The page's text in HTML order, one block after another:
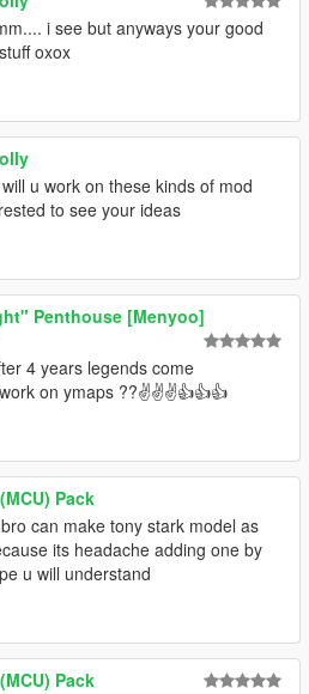
i see but anyways your good
oxox
u work on these kinds of mod
to see your ideas
Penthouse [Menyoo]
4 years legends come
on ymaps ??✌✌✌👍👍👍
Pack
bro can make tony stark model as
its headache adding one by
u will understand
Pack